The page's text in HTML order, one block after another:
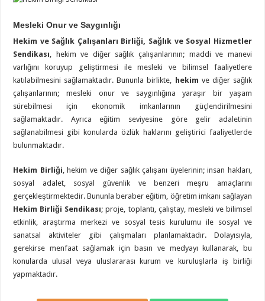
Mesleki Onur ve Saygınlığı
Hekim ve Sağlık Çalışanları Birliği, Sağlık ve Sosyal Hizmetler
Sendikası, hekim ve diğer sağlık çalışanlarının; maddi ve manevi
varlığını koruyup geliştirmesi ile mesleki ve bilimsel faaliyetlere
katılabilmesini sağlamaktadır. Bununla birlikte, hekim ve diğer sağlık
çalışanlarının; mesleki onur ve saygınlığına yaraşır bir yaşam
sürebilmesi için ekonomik imkanlarının güçlendirilmesini
sağlamaktadır. Ayrıca eğitim seviyesine göre gelir adaletinin
sağlanabilmesi gibi konularda özlük haklarını geliştirici faaliyetlerde
bulunmaktadır.
Hekim Birliği, hekim ve diğer sağlık çalışanı üyelerinin; insan hakları,
sosyal adalet, sosyal güvenlik ve benzeri meşru amaçlarını
gerçekleştirmektedir. Bununla beraber eğitim, öğretim imkanı sağlayan
Hekim Birliği Sendikası; proje, toplantı, çalıştay, mesleki ve bilimsel
etkinlik, araştırma merkezi ve sosyal tesis kurulumu ile sosyal ve
sanatsal aktiviteler gibi çalışmaları planlamaktadır. Dolayısıyla,
gerekirse menfaat sağlamak için basın ve medyayı kullanarak, bu
konularda ulusal veya uluslararası kurum ve kuruluşlarla iş birliği
yapmaktadır.